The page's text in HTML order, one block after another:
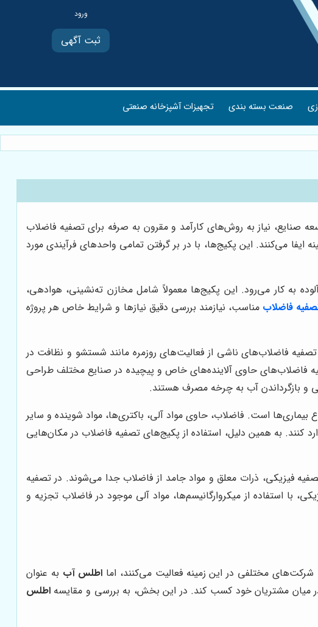
ثبت آگهی
صنعت بسته بندی تجهیزات آشپزخانه صنعتی
نیاز به روش‌های کارآمد و مقرون به صرفه برای تصفیه فاضلاب
می‌کنند. این پکیج‌ها، با در بر گرفتن تمامی واحدهای فرآیندی مورد
به کار می‌رود. این پکیج‌ها معمولاً شامل مخازن ته‌نشینی، هوادهی،
فاضلاب مناسب، نیازمند بررسی دقیق نیازها و شرایط خاص هر پروژه
فاضلاب‌های ناشی از فعالیت‌های روزمره مانند شستشو و نظافت در
فاضلاب‌های حاوی آلاینده‌های خاص و پیچیده در صنایع مختلف طراحی
و بازگرداندن آب به چرخه مصرف هستند.
است. فاضلاب، حاوی مواد آلی، باکتری‌ها، مواد شوینده و سایر
به همین دلیل، استفاده از پکیج‌های تصفیه فاضلاب در مکان‌هایی
فیزیکی، ذرات معلق و مواد جامد از فاضلاب جدا می‌شوند. در تصفیه
با استفاده از میکروارگانیسم‌ها، مواد آلی موجود در فاضلاب تجزیه و
شرکت‌های مختلفی در این زمینه فعالیت می‌کنند، اما اطلس آب به عنوان
میان مشتریان خود کسب کند. در این بخش، به بررسی و مقایسهاطلس